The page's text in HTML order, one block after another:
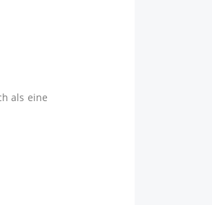
als eine